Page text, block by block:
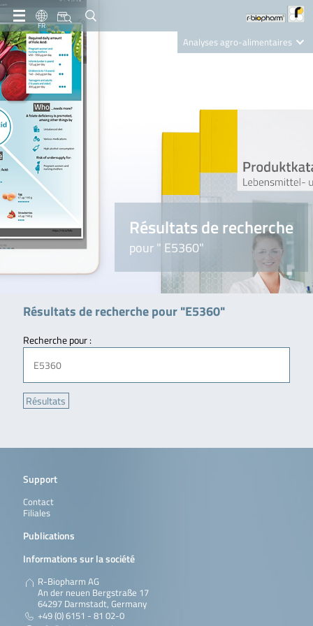
FR
Analyses agro-alimentaires
Nutrition Care
Résultats de recherche
pour " E5360"
Résultats de recherche pour "E5360"
Recherche pour :
Support
Contact
Filiales
Publications
Informations sur la société
R-Biopharm AG
An der neuen Bergstraße 17
64297 Darmstadt, Germany
+49 (0) 6151 - 81 02-0